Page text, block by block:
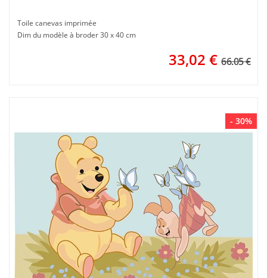
Toile canevas imprimée
Dim du modèle à broder 30 x 40 cm
33,02 € 66.05 €
- 30%